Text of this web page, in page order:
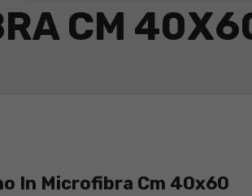
CM
In Microfibra Cm 40x60